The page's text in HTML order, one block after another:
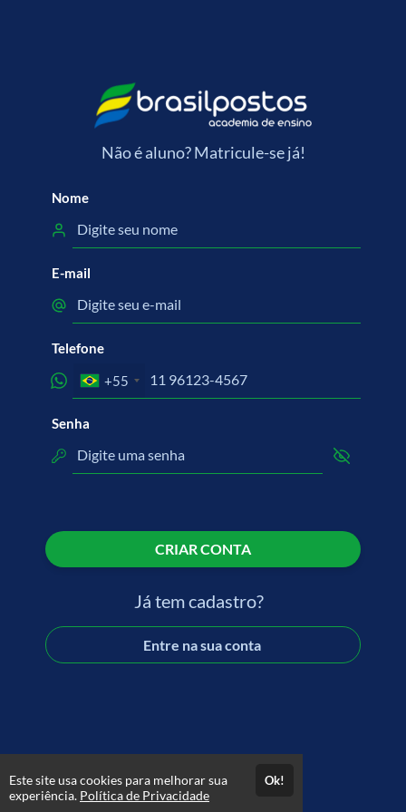
Não é aluno? Matricule-se já!
Nome
E-mail
Telefone
+55
Senha
CRIAR CONTA
Já tem cadastro?
Entre na sua conta
Este site usa cookies para melhorar sua
experiência. Política de Privacidade
Ok!